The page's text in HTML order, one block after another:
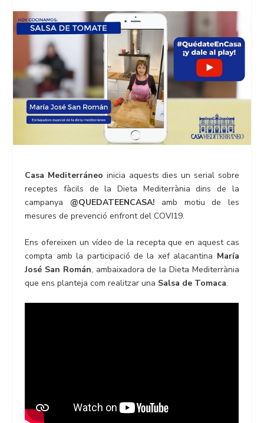
Casa Mediterráneo inicia aquests dies un serial sobre
receptes fàcils de la Dieta Mediterrània dins de la
campanya @QUEDATEENCASA! amb motiu de les
mesures de prevenció enfront del COVI19.
Ens ofereixen un vídeo de la recepta que en aquest cas
compta amb la participació de la xef alacantina María
José San Román, ambaixadora de la Dieta Mediterrània
que ens planteja com realitzar una Salsa de Tomaca.